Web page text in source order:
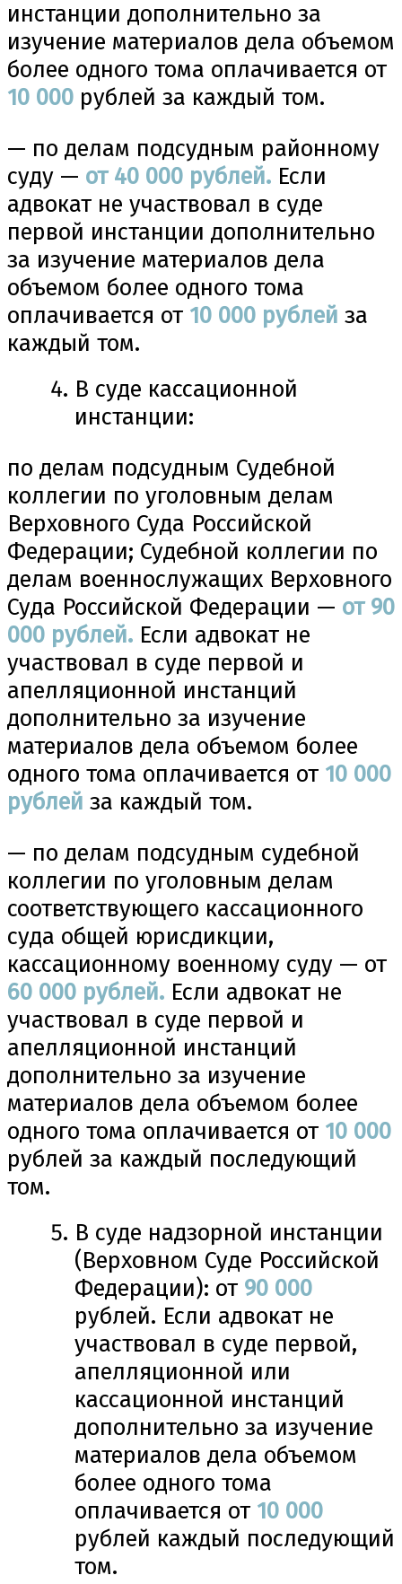
инстанции дополнительно за
изучение материалов дела объемом
более одного тома оплачивается от
10 000 рублей за каждый том.
— по делам подсудным районному
суду — от 40 000 рублей. Если
адвокат не участвовал в суде
первой инстанции дополнительно
за изучение материалов дела
объемом более одного тома
оплачивается от 10 000 рублей за
каждый том.
В суде кассационной
инстанции:
по делам подсудным Судебной
коллегии по уголовным делам
Верховного Суда Российской
Федерации; Судебной коллегии по
делам военнослужащих Верховного
Суда Российской Федерации — от 90
000 рублей. Если адвокат не
участвовал в суде первой и
апелляционной инстанций
дополнительно за изучение
материалов дела объемом более
одного тома оплачивается от 10 000
рублей за каждый том.
— по делам подсудным судебной
коллегии по уголовным делам
соответствующего кассационного
суда общей юрисдикции,
кассационному военному суду — от
60 000 рублей. Если адвокат не
участвовал в суде первой и
апелляционной инстанций
дополнительно за изучение
материалов дела объемом более
одного тома оплачивается от 10 000
рублей за каждый последующий
том.
В суде надзорной инстанции
(Верховном Суде Российской
Федерации): от 90 000
рублей. Если адвокат не
участвовал в суде первой,
апелляционной или
кассационной инстанций
дополнительно за изучение
материалов дела объемом
более одного тома
оплачивается от 10 000
рублей каждый последующий
том.